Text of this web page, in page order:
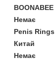
BOONABEE
Немає
Penis Rings
Китай
Немає